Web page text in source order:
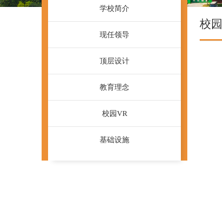
学校简介
现任领导
顶层设计
教育理念
校园VR
基础设施
校